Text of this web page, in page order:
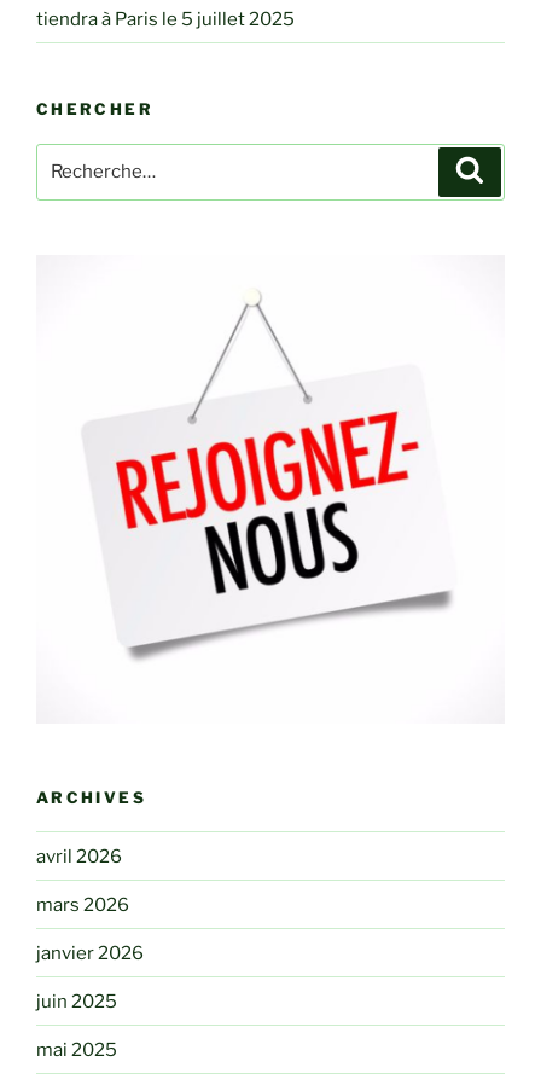
tiendra à Paris le 5 juillet 2025
CHERCHER
pour
ARCHIVES
avril 2026
mars 2026
janvier 2026
juin 2025
mai 2025